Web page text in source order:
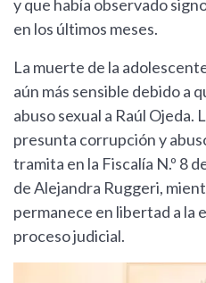
y que había observado
en los últimos meses.
La muerte de la
aún más sensible debido a
abuso sexual a Raúl Ojeda.
presunta corrupción y
tramita en la Fiscalía N.º 8
de Alejandra Ruggeri,
permanece en libertad a la
proceso judicial.